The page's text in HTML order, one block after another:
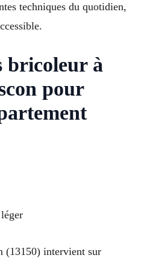
techniques du quotidien,
bricoleur à
pour
(13150) intervient sur